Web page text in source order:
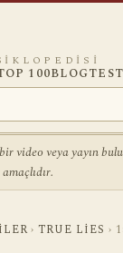
100BLOG
video veya yayın
› TRUE LIES ›